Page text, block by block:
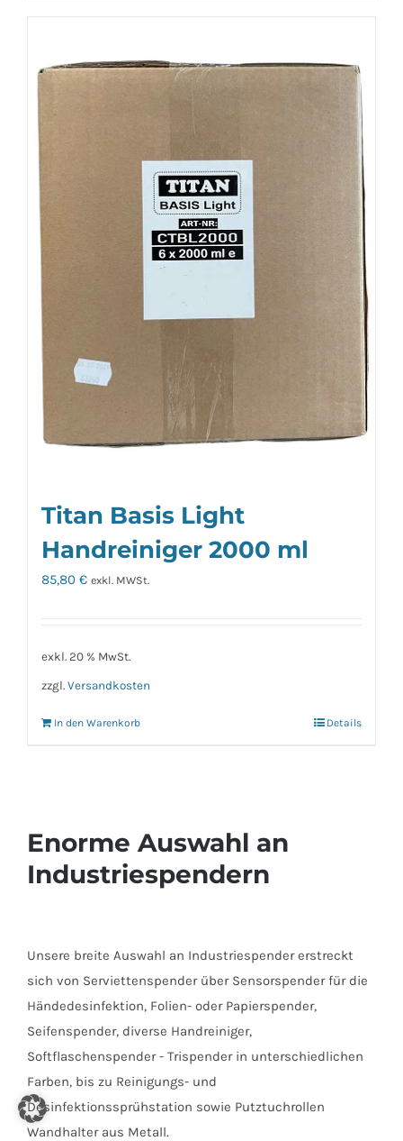
Titan Basis Light
Handreiniger 2000 ml
85,80 € exkl. MWSt.
exkl. 20 % MwSt.
zzgl. Versandkosten
In den Warenkorb Details
Enorme Auswahl an
Industriespendern
Unsere breite Auswahl an Industriespender erstreckt
sich von Serviettenspender über Sensorspender für die
Händedesinfektion, Folien- oder Papierspender,
Seifenspender, diverse Handreiniger,
Softflaschenspender - Trispender in unterschiedlichen
Farben, bis zu Reinigungs- und
Desinfektionssprühstation sowie Putztuchrollen
Wandhalter aus Metall.